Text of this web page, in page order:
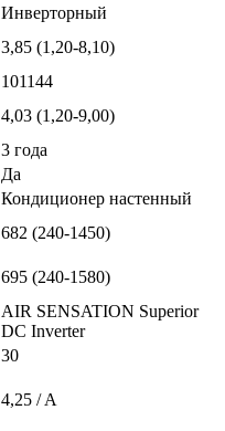
Инверторный
3,85 (1,20-8,10)
101144
4,03 (1,20-9,00)
3 года
Да
Кондиционер настенный
682 (240-1450)
695 (240-1580)
AIR SENSATION Superior
DC Inverter
30
4,25 / A